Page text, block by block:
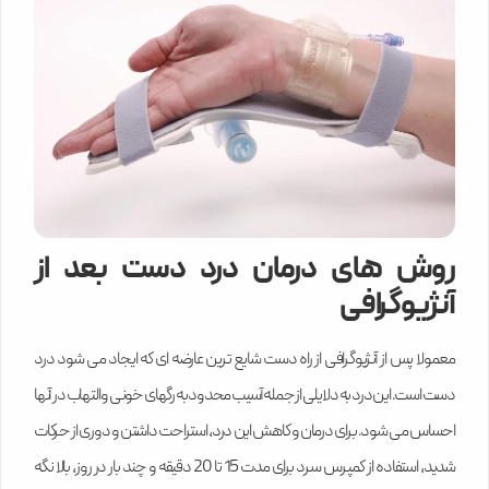
روش های درمان درد دست بعد از
آنژیوگرافی
معمولا پس از آنژیوگرافی از راه دست شایع ترین عارضه ای که ایجاد می شود درد
دست است. این درد به دلایلی از جمله آسیب محدود به رگهای خونی و التهاب در آنها
احساس می شود. برای درمان و کاهش این درد، استراحت داشتن و دوری از حرکات
شدید، استفاده از کمپرس سرد برای مدت 15 تا 20 دقیقه و چند بار در روز، بالا نگه